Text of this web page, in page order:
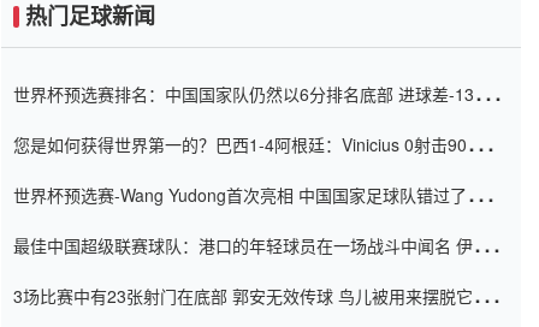
热门足球新闻
世界杯预选赛排名：中国国家队仍然以6分排名底部 进球差-13令人
您是如何获得世界第一的？巴西1-4阿根廷：Vinicius 0射击90分钟
世界杯预选赛-Wang Yudong首次亮相 中国国家足球队错过了世界
最佳中国超级联赛球队：港口的年轻球员在一场战斗中闻名 伊万放
3场比赛中有23张射门在底部 郭安无效传球 鸟儿被用来摆脱它